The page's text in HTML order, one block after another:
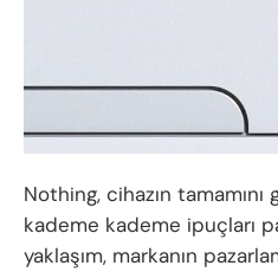
Nothing, cihazın
kademe kademe ipuçları
yaklaşım, markanın